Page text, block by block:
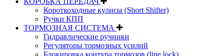
Короткоходные кулисы (Short Shifter)
Ручки КПП
ТОРМОЗНАЯ СИСТЕМА
Гидравлические ручники
Регуляторы тормозных усилий
Блокировка контура тормозов (line lock)